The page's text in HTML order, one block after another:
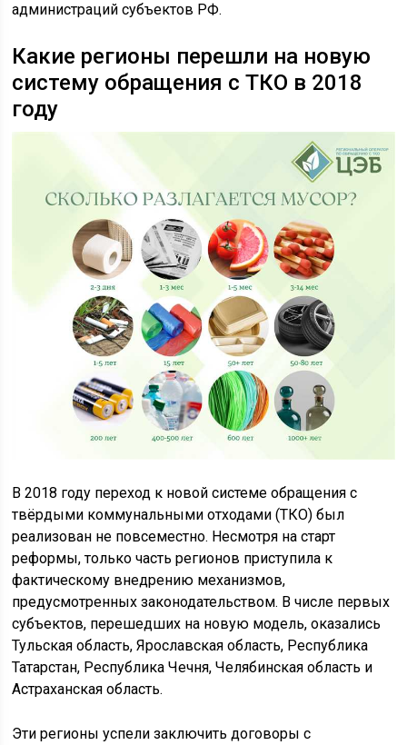
администраций субъектов РФ.
Какие регионы перешли на новую
систему обращения с ТКО в 2018
году
В 2018 году переход к новой системе обращения с
твёрдыми коммунальными отходами (ТКО) был
реализован не повсеместно. Несмотря на старт
реформы, только часть регионов приступила к
фактическому внедрению механизмов,
предусмотренных законодательством. В числе первых
субъектов, перешедших на новую модель, оказались
Тульская область, Ярославская область, Республика
Татарстан, Республика Чечня, Челябинская область и
Астраханская область.
Эти регионы успели заключить договоры с